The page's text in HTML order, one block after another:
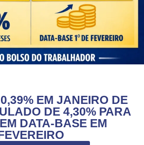
EM JANEIRO DE
DE 4,30% PARA
DATA-BASE EM